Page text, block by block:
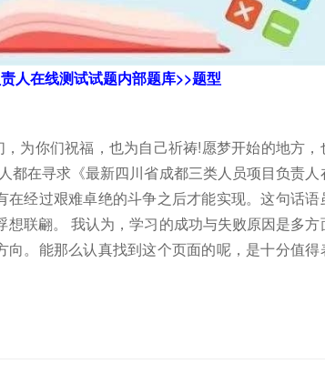
人在线测试试题内部题库>>题型
为你们祝福，也为自己祈祷!愿梦开始的地方，
都在寻求《最新四川省成都三类人员项目负责人
经过艰难卓绝的斗争之后才能实现。这句话语
联翩。 我认为，学习的成功与失败原因是多方
。能那么认真找到这个页面的呢，是十分值得